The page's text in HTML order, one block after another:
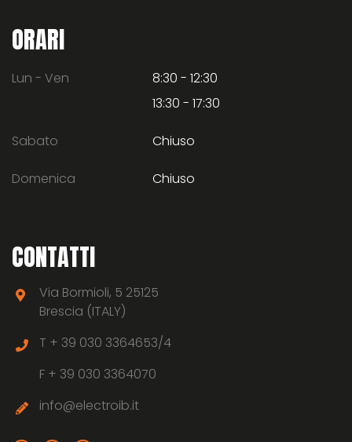
ORARI
Lun - Ven
8:30 - 12:30
13:30 - 17:30
Sabato Chiuso
Domenica Chiuso
CONTATTI
Via Bormioli, 5 25125
Brescia (ITALY)
T + 39 030 3364653/4
F + 39 030 3364070
info@electroib.it